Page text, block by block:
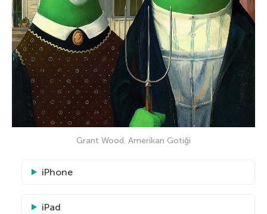
Grant Wood. Amerikan Gotiği
iPhone
iPad